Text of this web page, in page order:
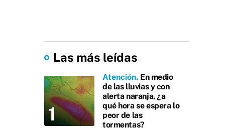
Las más leídas
Atención En medio
de las lluvias y con
alerta naranja, ¿a
qué hora se espera lo
peor de las
tormentas?